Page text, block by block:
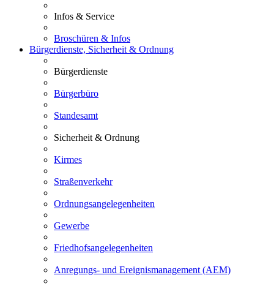
Infos & Service
Broschüren & Infos
Bürgerdienste, Sicherheit & Ordnung
Bürgerdienste
Bürgerbüro
Standesamt
Sicherheit & Ordnung
Kirmes
Straßenverkehr
Ordnungsangelegenheiten
Gewerbe
Friedhofsangelegenheiten
Anregungs- und Ereignismanagement (AEM)